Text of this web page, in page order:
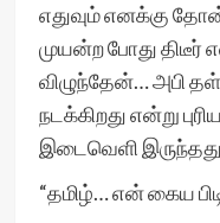
எதுவும் எனக்கு
முயன்ற போது திடீர்
விழுந்தேன்… அபி
நடக்கிறது என்று
இடைவெளி
“தமிழ்… என் கைய